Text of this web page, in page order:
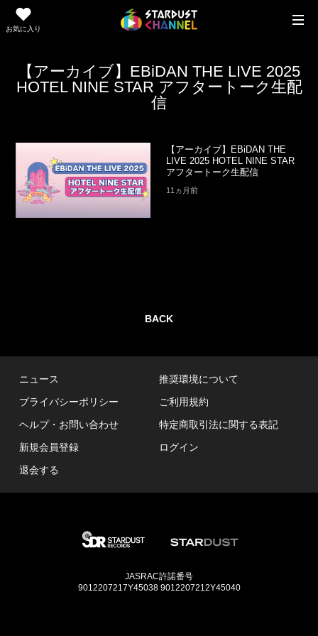
お気に入り
【アーカイブ】EBiDAN THE LIVE 2025
HOTEL NINE STAR アフタートーク生配
信
【アーカイブ】EBiDAN THE
LIVE 2025 HOTEL NINE STAR
アフタートーク生配信
11ヵ月前
BACK
ニュース
推奨環境について
プライバシーポリシー
ご利用規約
ヘルプ・お問い合わせ
特定商取引法に関する表記
新規会員登録
ログイン
退会する
JASRAC許諾番号
9012207217Y45038 9012207212Y45040